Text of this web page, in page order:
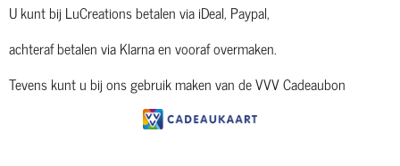
U kunt bij LuCreations betalen via iDeal, Paypal,
achteraf betalen via Klarna en vooraf overmaken.
Tevens kunt u bij ons gebruik maken van de VVV Cadeaubon